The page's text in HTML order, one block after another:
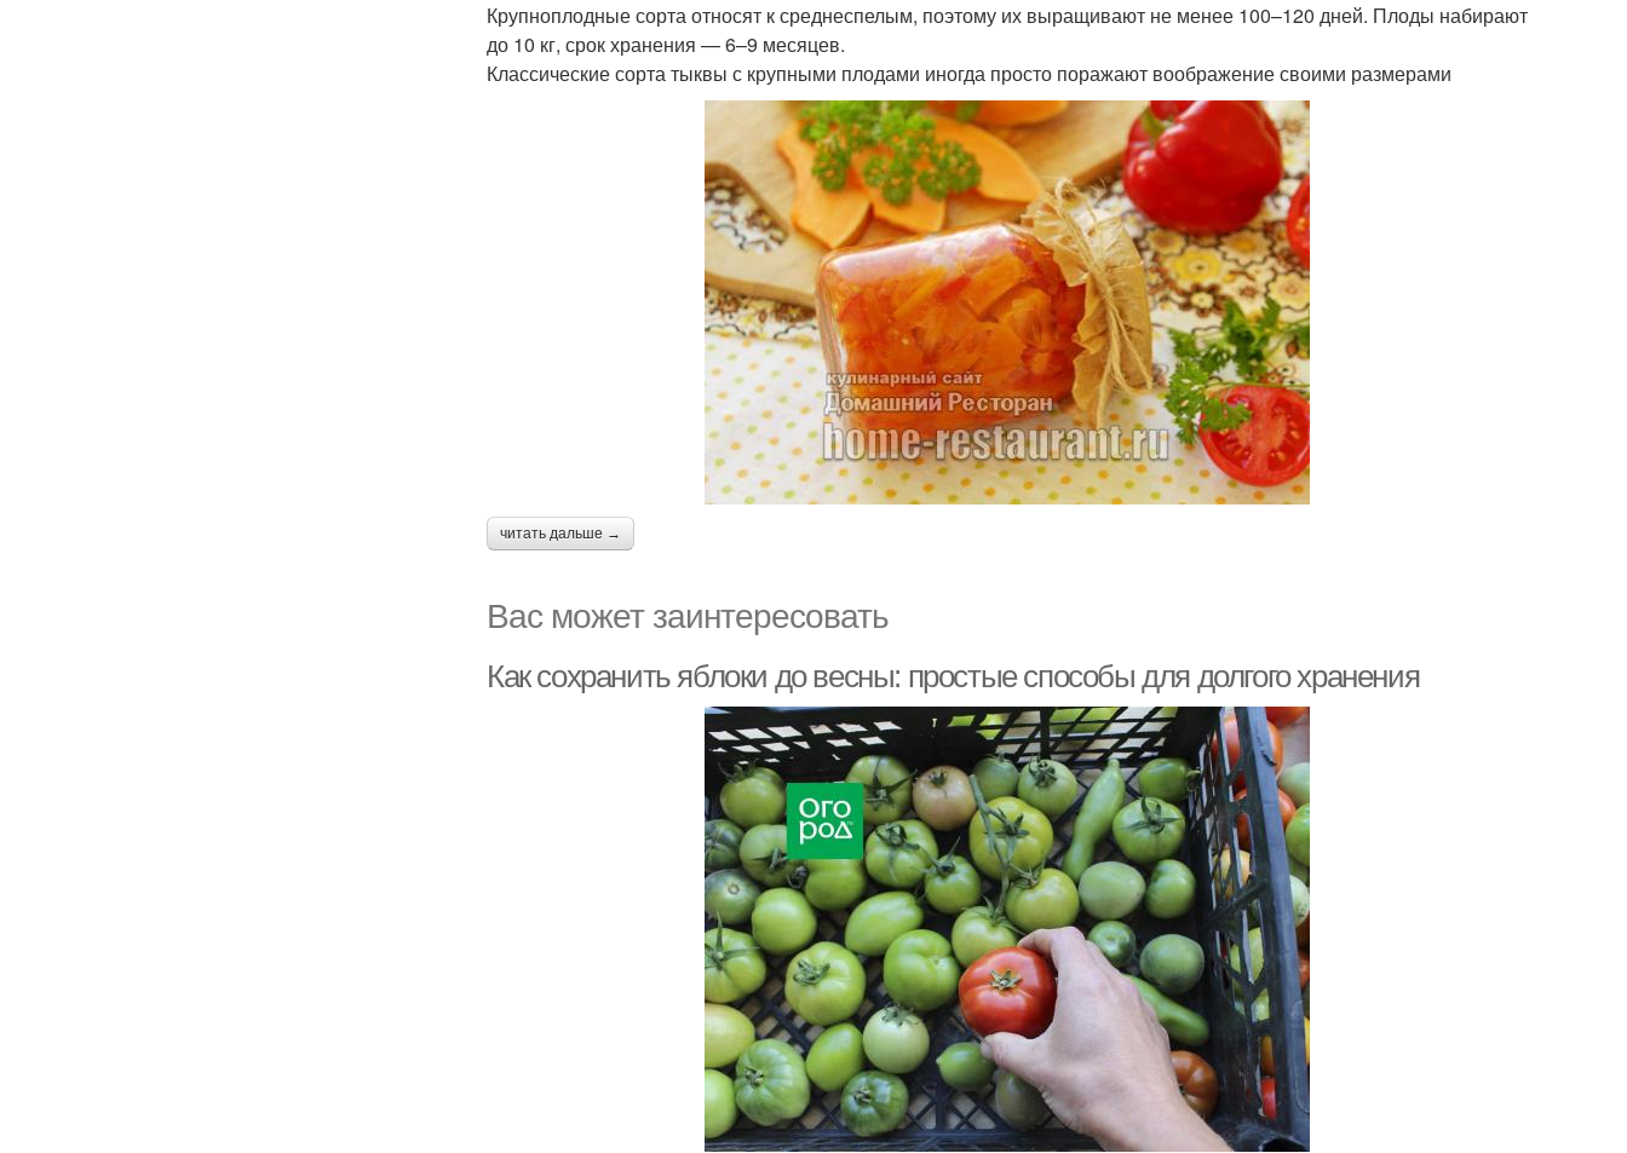
Крупноплодные сорта относят к среднеспелым, поэтому их выращивают не менее 100–120 дней. Плоды набирают
до 10 кг, срок хранения — 6–9 месяцев.
Классические сорта тыквы с крупными плодами иногда просто поражают воображение своими размерами
читать дальше →
Вас может заинтересовать
Как сохранить яблоки до весны: простые способы для долгого хранения